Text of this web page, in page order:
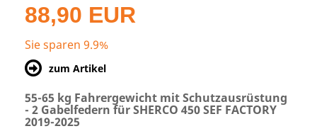
88,90 EUR
Sie sparen 9.9%
zum Artikel
55-65 kg Fahrergewicht mit Schutzausrüstung
- 2 Gabelfedern für SHERCO 450 SEF FACTORY
2019-2025